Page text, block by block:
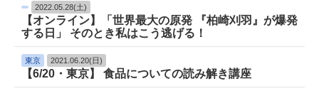
2022.05.28(土)
【オンライン】「世界最大の原発 『柏崎刈羽』が爆発
する日」 そのとき私はこう逃げる！
東京 2021.06.20(日)
【6/20・東京】 食品についての読み解き講座